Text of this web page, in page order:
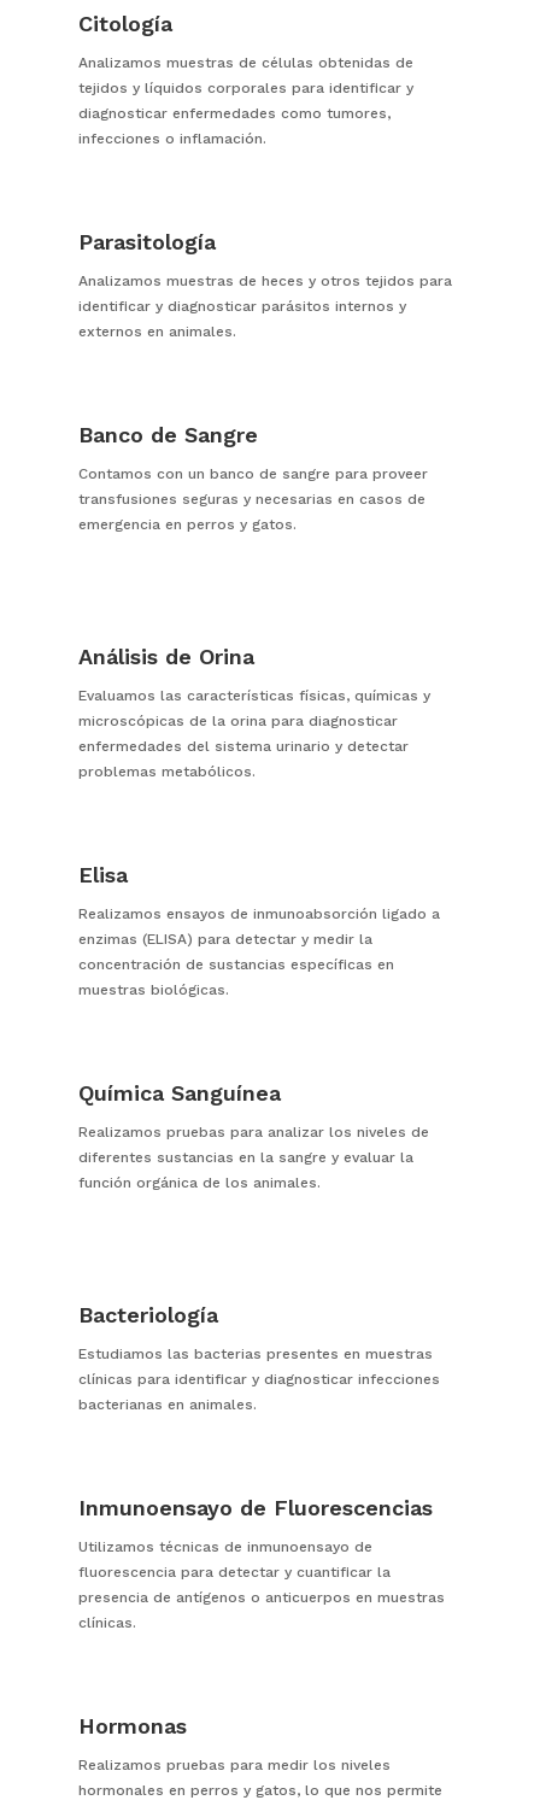
Citología
Analizamos muestras de células obtenidas de
tejidos y líquidos corporales para identificar y
diagnosticar enfermedades como tumores,
infecciones o inflamación.
Parasitología
Analizamos muestras de heces y otros tejidos para
identificar y diagnosticar parásitos internos y
externos en animales.
Banco de Sangre
Contamos con un banco de sangre para proveer
transfusiones seguras y necesarias en casos de
emergencia en perros y gatos.
Análisis de Orina
Evaluamos las características físicas, químicas y
microscópicas de la orina para diagnosticar
enfermedades del sistema urinario y detectar
problemas metabólicos.
Elisa
Realizamos ensayos de inmunoabsorción ligado a
enzimas (ELISA) para detectar y medir la
concentración de sustancias específicas en
muestras biológicas.
Química Sanguínea
Realizamos pruebas para analizar los niveles de
diferentes sustancias en la sangre y evaluar la
función orgánica de los animales.
Bacteriología
Estudiamos las bacterias presentes en muestras
clínicas para identificar y diagnosticar infecciones
bacterianas en animales.
Inmunoensayo de Fluorescencias
Utilizamos técnicas de inmunoensayo de
fluorescencia para detectar y cuantificar la
presencia de antígenos o anticuerpos en muestras
clínicas.
Hormonas
Realizamos pruebas para medir los niveles
hormonales en perros y gatos, lo que nos permite